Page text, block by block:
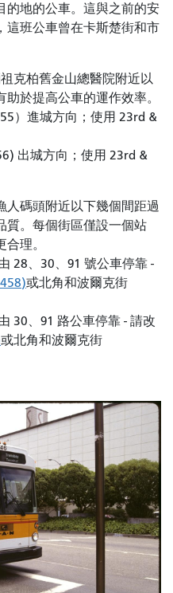
的地的公車。這與之前的安
這班公車曾在卡斯楚街和市
克柏舊金山總醫院附近以
於提高公車的運作效率。
）進城方向；使用 23rd &
出城方向；使用 23rd &
人碼頭附近以下幾個間距過
質。每個街區僅設一個站
合理。
28、30、91 號公車停靠 -
或北角和波爾克街
30、91 路公車停靠 - 請改
或北角和波爾克街